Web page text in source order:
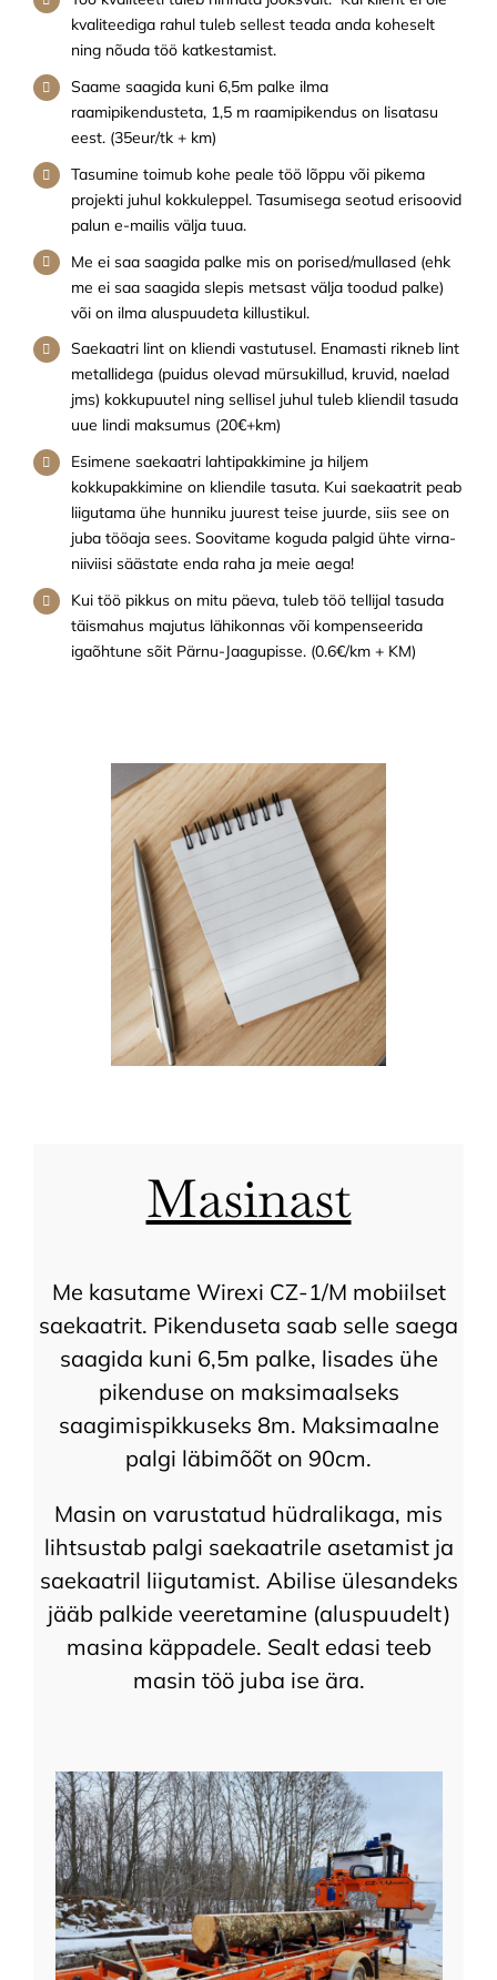
kvaliteediga rahul tuleb sellest teada anda koheselt
ning nõuda töö katkestamist.
Saame saagida kuni 6,5m palke ilma
raamipikendusteta, 1,5 m raamipikendus on lisatasu
eest. (35eur/tk + km)
Tasumine toimub kohe peale töö lõppu või pikema
projekti juhul kokkuleppel. Tasumisega seotud erisoovid
palun e-mailisvälja tuua.
Me ei saa saagida palke mis on porised/mullased (ehk
me ei saa saagida slepis metsast välja toodud palke)
või on ilma aluspuudeta killustikul.
Saekaatri lint on kliendi vastutusel. Enamasti rikneb lint
metallidega (puidus olevad mürsukillud, kruvid, naelad
jms) kokkupuutel ning sellisel juhul tuleb kliendil tasuda
uue lindi maksumus (20€+km)
Esimene saekaatri lahtipakkimine ja hiljem
kokkupakkimine on kliendile tasuta. Kui saekaatrit peab
liigutama ühe hunniku juurest teise juurde, siis see on
juba tööaja sees. Soovitame koguda palgid ühte virna-
niiviisi säästate enda raha ja meie aega!
Kui töö pikkus on mitu päeva, tuleb töö tellijal tasuda
täismahus majutus lähikonnas või kompenseerida
igaõhtune sõit Pärnu-Jaagupisse. (0.6€/km + KM)
Masinast
Me kasutame Wirexi CZ-1/M mobiilset
saekaatrit. Pikenduseta saab selle saega
saagida kuni 6,5m palke, lisades ühe
pikenduse on maksimaalseks
saagimispikkuseks 8m. Maksimaalne
palgi läbimõõt on 90cm.
Masin on varustatud hüdralikaga, mis
lihtsustab palgi saekaatrile asetamist ja
saekaatril liigutamist. Abilise ülesandeks
jääb palkide veeretamine (aluspuudelt)
masina käppadele. Sealt edasi teeb
masin töö juba ise ära.